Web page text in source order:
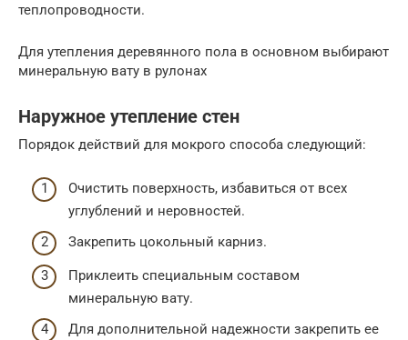
теплопроводности.
Для утепления деревянного пола в основном выбирают
минеральную вату в рулонах
Наружное утепление стен
Порядок действий для мокрого способа следующий:
Очистить поверхность, избавиться от всех
углублений и неровностей.
Закрепить цокольный карниз.
Приклеить специальным составом
минеральную вату.
Для дополнительной надежности закрепить ее